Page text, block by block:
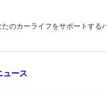
たのカーライフをサポートする
ュース